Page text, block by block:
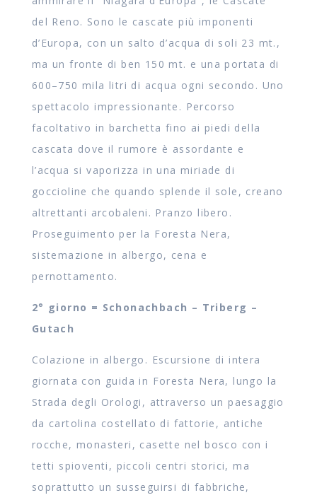
del Reno. Sono le cascate più imponenti
d’Europa, con un salto d’acqua di soli 23 mt.,
ma un fronte di ben 150 mt. e una portata di
600–750 mila litri di acqua ogni secondo. Uno
spettacolo impressionante. Percorso
facoltativo in barchetta fino ai piedi della
cascata dove il rumore è assordante e
l’acqua si vaporizza in una miriade di
goccioline che quando splende il sole, creano
altrettanti arcobaleni. Pranzo libero.
Proseguimento per la Foresta Nera,
sistemazione in albergo, cena e
pernottamento.
2° giorno = Schonachbach – Triberg –
Gutach
Colazione in albergo. Escursione di intera
giornata con guida in Foresta Nera, lungo la
Strada degli Orologi, attraverso un paesaggio
da cartolina costellato di fattorie, antiche
rocche, monasteri, casette nel bosco con i
tetti spioventi, piccoli centri storici, ma
soprattutto un susseguirsi di fabbriche,